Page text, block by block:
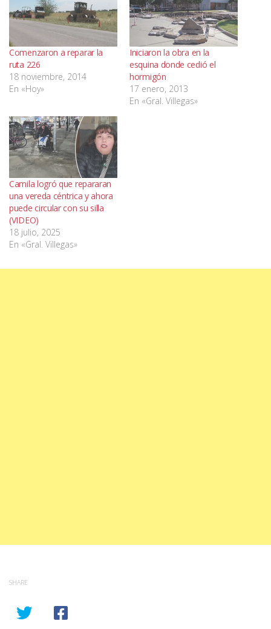
Comenzaron a reparar la
ruta 226
18 noviembre, 2014
En «Hoy»
Iniciaron la obra en la
esquina donde cedió el
hormigón
17 enero, 2013
En «Gral. Villegas»
Camila logró que repararan
una vereda céntrica y ahora
puede circular con su silla
(VIDEO)
18 julio, 2025
En «Gral. Villegas»
SHARE